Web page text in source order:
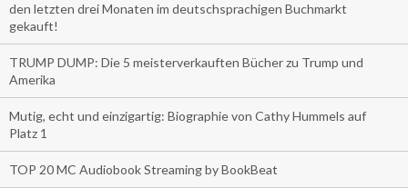
den letzten drei Monaten im deutschsprachigen Buchmarkt
gekauft!
TRUMP DUMP: Die 5 meisterverkauften Bücher zu Trump und
Amerika
Mutig, echt und einzigartig: Biographie von Cathy Hummels auf
Platz 1
TOP 20 MC Audiobook Streaming by BookBeat